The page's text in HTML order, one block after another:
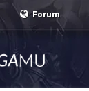
Forum